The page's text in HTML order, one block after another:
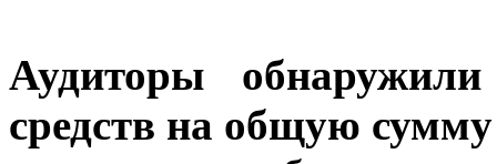
Аудиторы
средств на общую